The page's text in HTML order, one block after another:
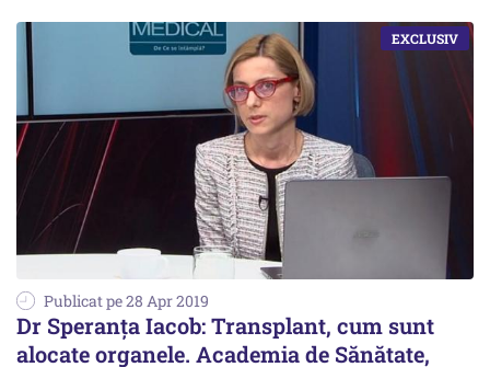
Publicat pe 28 Apr 2019
Dr Speranța Iacob: Transplant, cum sunt
alocate organele. Academia de Sănătate,